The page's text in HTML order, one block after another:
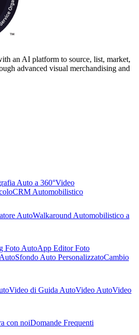
an AI platform to source, list, market,
advanced visual merchandising and
Auto a 360°Video
CRM Automobilistico
AutoWalkaround Automobilistico a
Foto AutoApp Editor Foto
Sfondo Auto PersonalizzatoCambio
Video di Guida AutoVideo AutoVideo
con noiDomande Frequenti